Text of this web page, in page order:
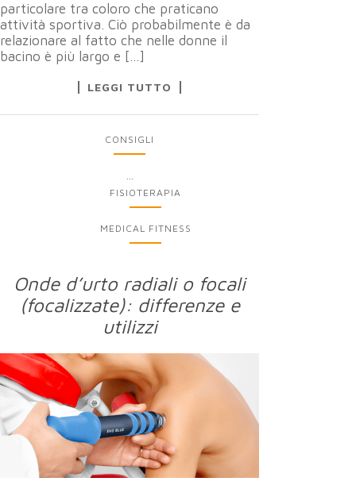
particolare tra coloro che praticano
attività sportiva. Ciò probabilmente è da
relazionare al fatto che nelle donne il
bacino è più largo e […]
LEGGI TUTTO
CONSIGLI
FISIOTERAPIA
MEDICAL FITNESS
Onde d’urto radiali o focali
(focalizzate): differenze e
utilizzi